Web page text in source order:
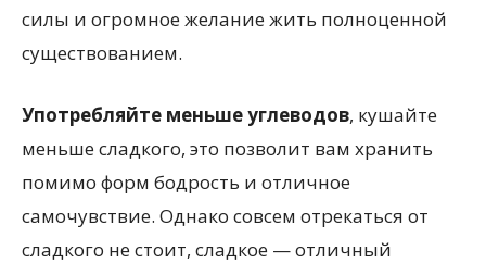
силы и огромное желание жить полноценной
существованием.
Употребляйте меньше углеводов, кушайте
меньше сладкого, это позволит вам хранить
помимо форм бодрость и отличное
самочувствие. Однако совсем отрекаться от
сладкого не стоит, сладкое — отличный